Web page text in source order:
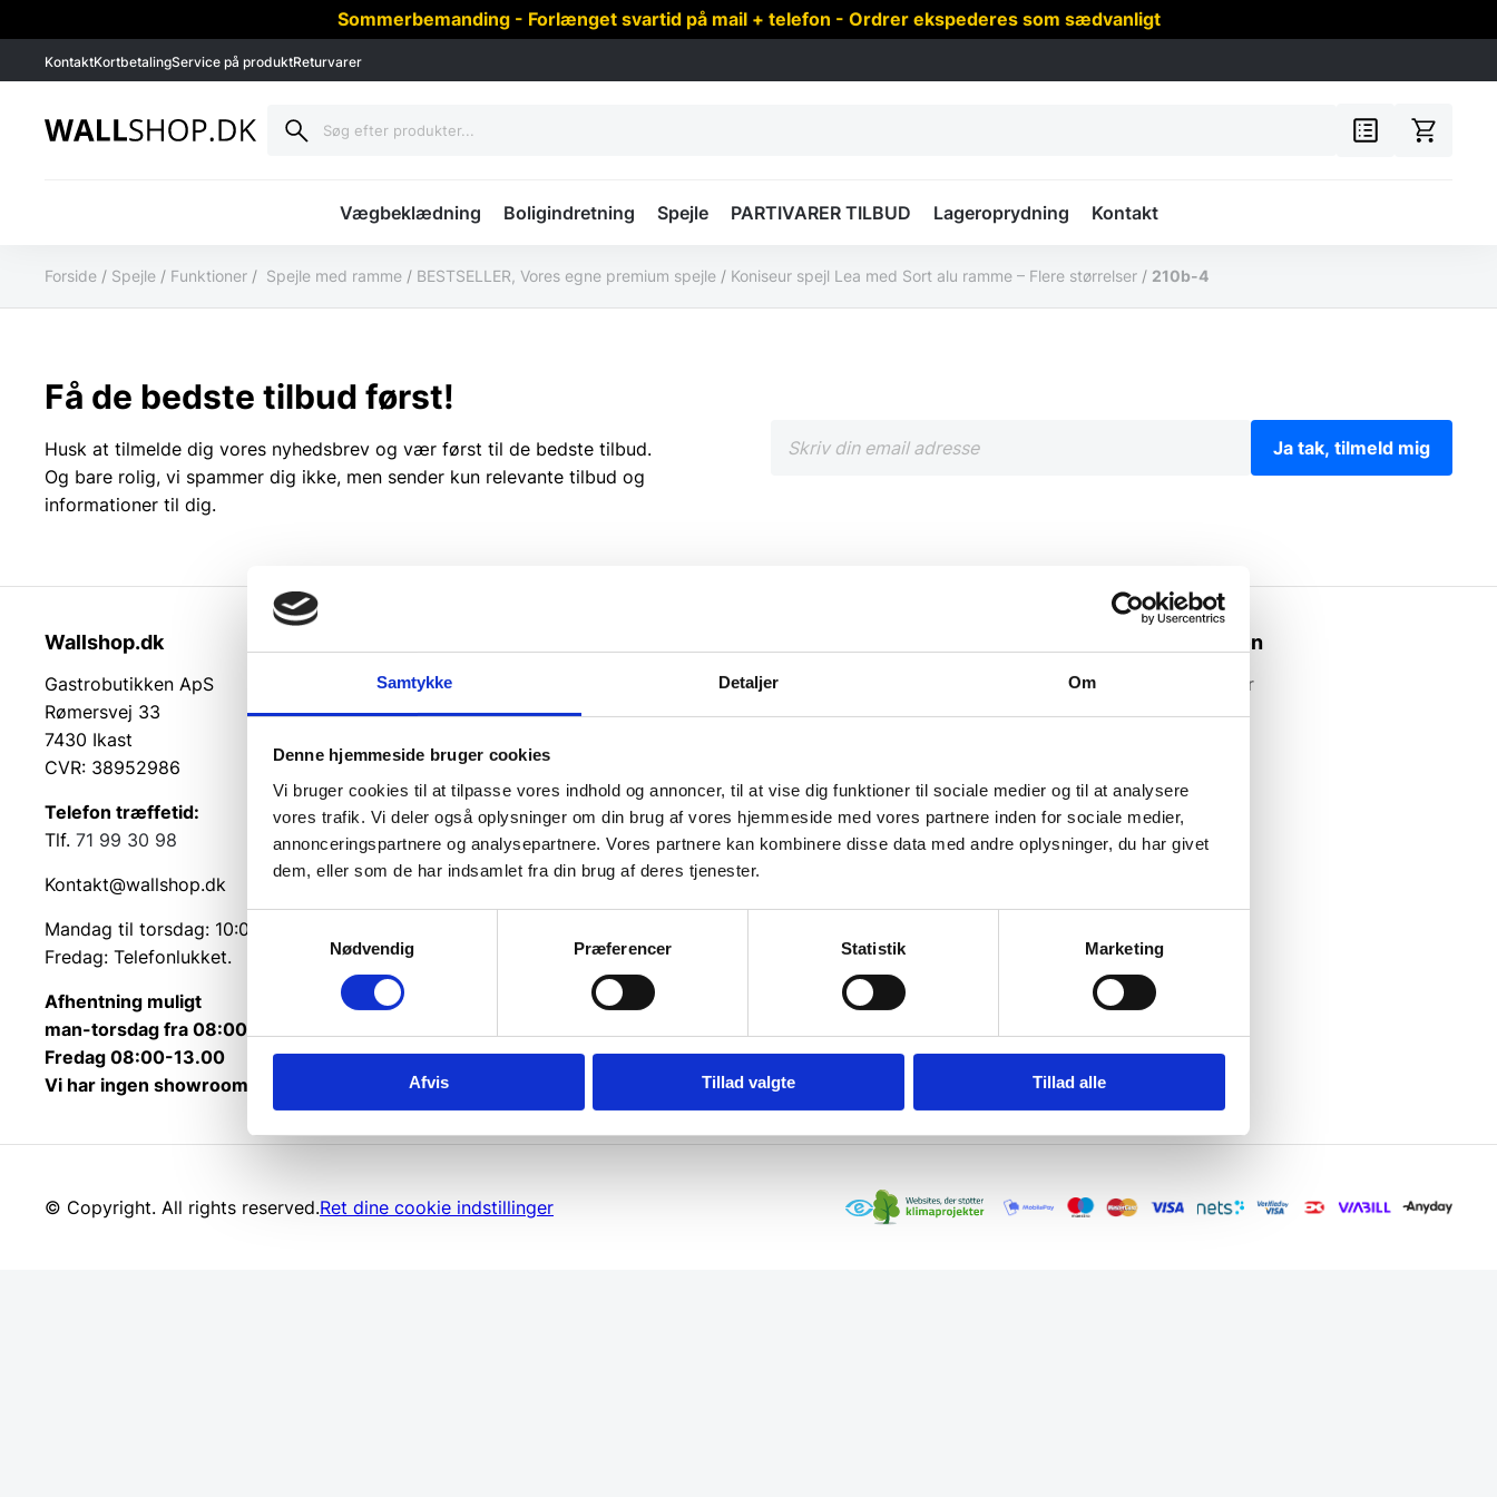
Samtykke Detaljer Om
Denne hjemmeside bruger cookies
Vi bruger cookies til at tilpasse vores indhold og annoncer, til at vise dig funktioner til sociale medier og til at analysere
vores trafik. Vi deler også oplysninger om din brug af vores hjemmeside med vores partnere inden for sociale medier,
annonceringspartnere og analysepartnere. Vores partnere kan kombinere disse data med andre oplysninger, du har givet
dem, eller som de har indsamlet fra din brug af deres tjenester.
Samtykkevalg
Nødvendig
Præferencer Statistik Marketing
Afvis Tillad valgte Tillad alle
Sommerbemanding - Forlænget svartid på mail + telefon - Ordrer ekspederes som sædvanligt
KontaktKortbetalingService på produktReturvarer
Vægbeklædning Boligindretning Spejle PARTIVARER TILBUD Lageroprydning Kontakt
Forside / Spejle / Funktioner / Spejle med ramme / BESTSELLER, Vores egne premium spejle / Koniseur spejl Lea med Sort alu ramme – Flere størrelser / 210b-4
Få de bedste tilbud først!
Husk at tilmelde dig vores nyhedsbrev og vær først til de bedste tilbud.
Og bare rolig, vi spammer dig ikke, men sender kun relevante tilbud og
informationer til dig.
Ja tak, tilmeld mig
Wallshop.dk
Gastrobutikken ApS
Rømersvej 33
7430 Ikast
CVR: 38952986
Telefon træffetid:
Tlf. 71 99 30 98
Kontakt@wallshop.dk
Mandag til torsdag: 10:00 – 14:00.
Fredag: Telefonlukket.
Afhentning muligt
man-torsdag fra 08:00-16:00.
Fredag 08:00-13.00
Vi har ingen showroom.
Kundeservice
Kontakt
Returvarer
Betingelser og garanti
Cookie info
Forside
Kortbetaling
Webshoppen
Alle produkter
© Copyright. All rights reserved.Ret dine cookie indstillinger